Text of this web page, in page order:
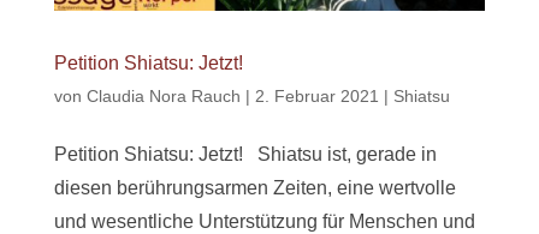
Petition Shiatsu: Jetzt!
von Claudia Nora Rauch | 2. Februar 2021 | Shiatsu
Petition Shiatsu: Jetzt! Shiatsu ist, gerade in
diesen berührungsarmen Zeiten, eine wertvolle
und wesentliche Unterstützung für Menschen und